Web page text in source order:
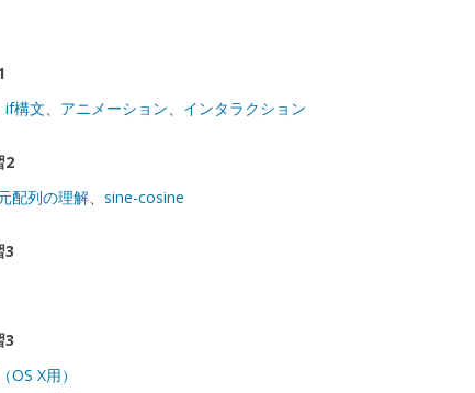
if構文、 アニメーション、 インタラクション
2
配列の理解、 sine-cosine
3
3
X用）